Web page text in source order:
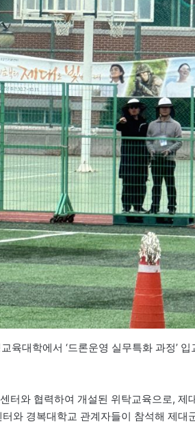
대학에서 ‘드론운영 실무특화 과정’
터와 협력하여 개설된 위탁교육으로, 제
와 경복대학교 관계자들이 참석해 제대